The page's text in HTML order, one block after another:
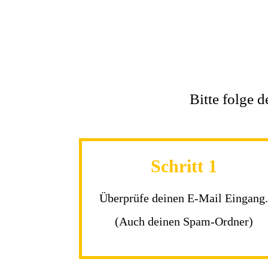
Bitte folge
Schritt 1
Überprüfe deinen E-Mail Eingang.
(Auch deinen Spam-Ordner)